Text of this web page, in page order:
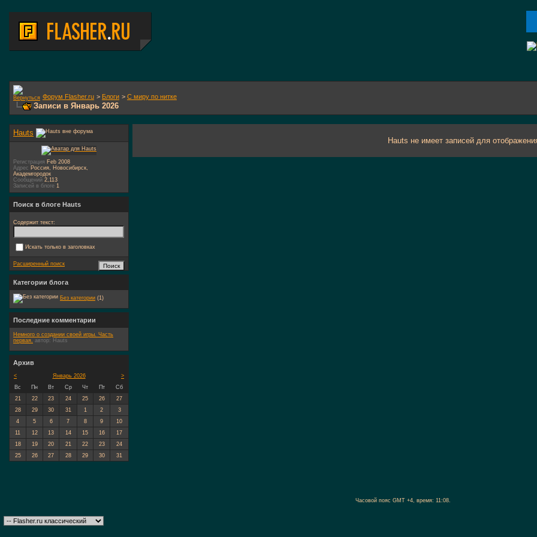
Форум Flasher.ru > Блоги > С миру по нитке
Записи в Январь 2026
Hauts не имеет записей для
Hauts
Регистрация Feb 2008
Адрес Россия, Новосибирск,
Академгородок
Сообщений 2,113
Записей в блоге 1
Поиск в блоге Hauts
Содержит текст:
Искать только в заголовках
Расширенный поиск
Категории блога
Без категории (1)
Последние комментарии
Немного о создании своей игры. Часть
первая. автор: Hauts
Архив
< >
Январь 2026
Вс
Пн Вт Ср Чт Пт
Сб
21
22 23 24 25 26
27
28
29 30 31 1 2
3
4
5 6 7 8 9
10
11
12 13 14 15 16
17
18
19 20 21 22 23
24
25
26 27 28 29 30 31
Часовой пояс GMT +4, время: 11:08.